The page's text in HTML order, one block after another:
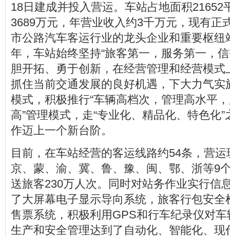
18日建成并投入营运。车站占地面积21652
3689万元，年营业收入约3千万元，现有正
市公路汽车客运行业的龙头企业和重要枢
年，车站始终坚持“旅客第一，服务第一，
胆开拓、勇于创新，在经营管理和经营模
抓住当前交通发展的良好机遇，下大力气实
模式，积极推行“车辆高档次，管理高水平
高”管理模式，走“专业化、精品化、特色化
作迈上一个新台阶。
目前，在车站经营的客运线路约54条，营
京、蒙、渝、冀、鲁、豫、闽、鄂、浙等9
送旅客230万人次。同时对站务作业实行信
了大屏幕电子显示导向系统，旅客行包安
售票系统，积极利用GPS和行车纪录仪对
生产和安全管理达到了自动化、智能化、现